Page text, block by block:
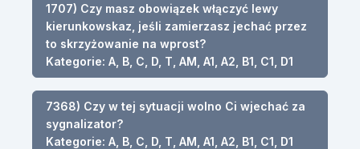
1707) Czy masz obowiązek włączyć lewy
kierunkowskaz, jeśli zamierzasz jechać przez
to skrzyżowanie na wprost?
Kategorie: A, B, C, D, T, AM, A1, A2, B1, C1, D1
7368) Czy w tej sytuacji wolno Ci wjechać za
sygnalizator?
Kategorie: A, B, C, D, T, AM, A1, A2, B1, C1, D1